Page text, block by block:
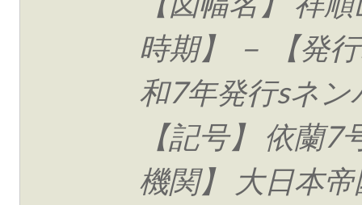
時期】 － 【発
和7年発行sネ
【記号】 依蘭7
機関】 大日本